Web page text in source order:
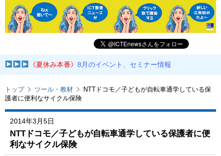
《夏休み本番》8月のイベント、セミナー情報
トップ ツール・教材
NTTドコモ／子どもが自転車通学している保
護者に便利なサイクル保険
2014年3月5日
NTTドコモ／子どもが自転車通学している保護者に便
利なサイクル保険